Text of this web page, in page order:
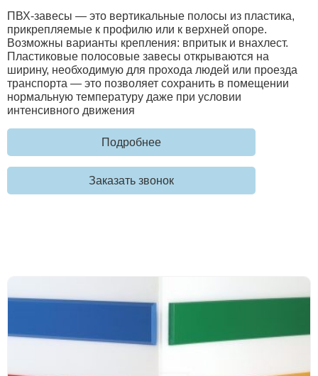
ПВХ-завесы — это вертикальные полосы из пластика,
прикрепляемые к профилю или к верхней опоре.
Возможны варианты крепления: впритык и внахлест.
Пластиковые полосовые завесы открываются на
ширину, необходимую для прохода людей или проезда
транспорта — это позволяет сохранить в помещении
нормальную температуру даже при условии
интенсивного движения
Подробнее
Заказать звонок